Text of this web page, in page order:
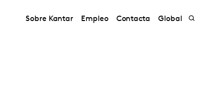
Sobre Kantar Empleo Contacta Global